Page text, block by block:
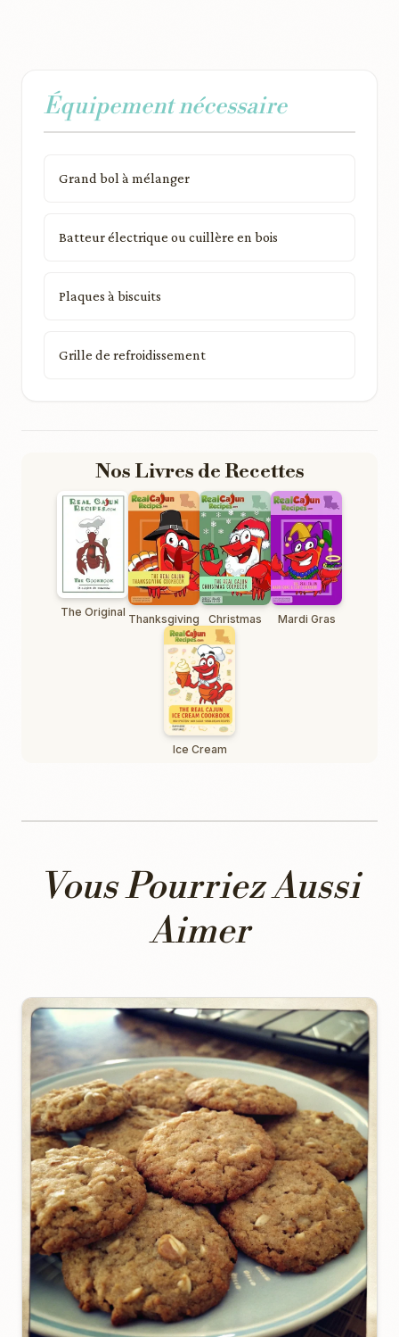
Équipement nécessaire
Grand bol à mélanger
Batteur électrique ou cuillère en bois
Plaques à biscuits
Grille de refroidissement
Nos Livres de Recettes
The Original Thanksgiving Christmas Mardi Gras
Ice Cream
Vous Pourriez Aussi
Aimer